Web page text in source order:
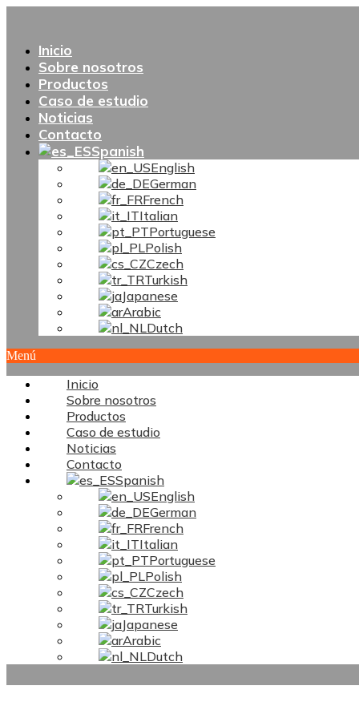
Inicio
Sobre nosotros
Productos
Caso de estudio
Noticias
Contacto
Spanish
English
German
French
Italian
Portuguese
Polish
Czech
Turkish
Japanese
Arabic
Dutch
Menú
Inicio
Sobre nosotros
Productos
Caso de estudio
Noticias
Contacto
Spanish
English
German
French
Italian
Portuguese
Polish
Czech
Turkish
Japanese
Arabic
Dutch